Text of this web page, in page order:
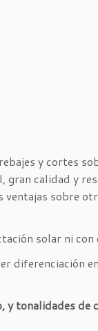
y cortes
calidad y
ventajas sobre
solar ni
diferenciación
y tonalidades de